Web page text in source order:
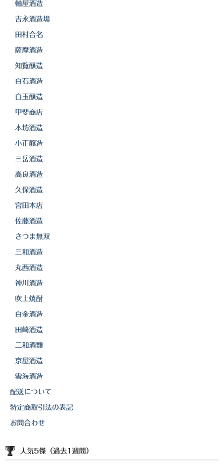
軸屋酒造
吉永酒造場
田村合名
薩摩酒造
知覧醸造
白石酒造
白玉醸造
甲斐商店
本坊酒造
小正醸造
三岳酒造
高良酒造
久保酒造
宮田本店
佐藤酒造
さつま無双
三和酒造
丸西酒造
神川酒造
吹上焼酎
白金酒造
田崎酒造
三和酒類
京屋酒造
雲海酒造
配送について
特定商取引法の表記
お問合わせ
人気5傑（過去1週間）